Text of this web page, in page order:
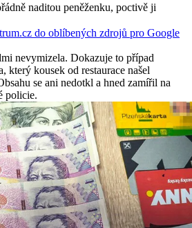
naditou peněženku, poctivě ji
do oblíbených zdrojů pro Google
nevymizela. Dokazuje to případ
který kousek od restaurace našel
se ani nedotkl a hned zamířil na
policie.